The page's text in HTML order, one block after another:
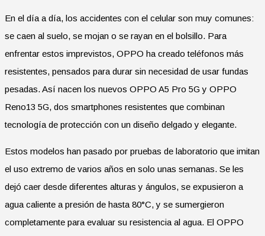
En el día a día, los accidentes con el celular son muy comunes:
se caen al suelo, se mojan o se rayan en el bolsillo. Para
enfrentar estos imprevistos, OPPO ha creado teléfonos más
resistentes, pensados para durar sin necesidad de usar fundas
pesadas. Así nacen los nuevos OPPO A5 Pro 5G y OPPO
Reno13 5G, dos smartphones resistentes que combinan
tecnología de protección con un diseño delgado y elegante.
Estos modelos han pasado por pruebas de laboratorio que imitan
el uso extremo de varios años en solo unas semanas. Se les
dejó caer desde diferentes alturas y ángulos, se expusieron a
agua caliente a presión de hasta 80°C, y se sumergieron
completamente para evaluar su resistencia al agua. El OPPO